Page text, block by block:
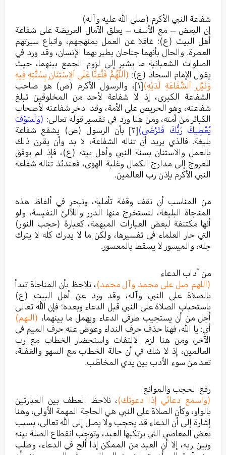
شفاعة النبي الأكرم (صلى الله عليه وآله)
إن البعض – مع الأسف – يعلق الآمال العريضة على شفاعة
أهل البيت (ع)؛ غافلا عن العمل بمنهجهم، واتباع سيرتهم
العطرة. والحال بأنهما جناحان يطير بهما الإنسان، وقد ورد في
الصلوات الشعبانية ما يشير إلى لزوم الجمع بينهما، حيث
يقول الإمام السجاد (ع): (اَللَّهُمَّ فَأَعِنَّا عَلَى اَلاِسْتِنَانِ بِسُنَّتِهِ فِيهِ
وَنَيْلِ اَلشَّفَاعَةِ لَدَيْهِ)[١] ، والرسول الأكرم (ص) هو صاحب
الشفاعة الكبرى، إذ لا شفاعة لأحد من المخلوقين تبلغ
شفاعته، وهو الحريص على الأمة، وقد ادخر شفاعته لأصحاب
الكبائر من أمته، ومن هنا ورد في تفسير قوله تعالى: (وَلَسَوْفَ
يُعْطِيكَ رَبُّكَ فَتَرْضَى)[٢]
بأن الرسول (ص) يشفع شفاعة
بليغة. فالذي يريد أن تناله الشفاعة، لا بد وأن يقرن ذلك
بالعمل والاستنان بسنة النبي وأهل بيته (ع)، فإذ لم يوفق
للعروج إلى مدارج الكمال وغلبة الهوى، فعندئذ تناله شفاعة
النبي الأكرم بإذن رب العالمين.
من المناسب أن نقف وقفة تأملية، ونبحر في ألفاظ هذه
المناجاة البليغة، لنستخرج منها الدرر واللآلئ النفيسة، ولو
أنها مكتنفة لبعض العبارات المبهمة، كعبارة (حجب النور)
التي حار العلماء في تفسيرها، ولكن ما لا يدرك كله لا يترك
جله، والميسور لا يسقط بالمعسور.
من آداب الدعاء
(اللهم صل على محمد وآل محمد)، نلاحظ بأن المناجاة تبدأ
بالصلاة على النبي وآله، وقد ورد عن أهل البيت (ع)
باستحباب الصلاة على النبي قبل الدعاء وبعده؛ فإن الله تعالى
أجل من أن يستجيب طرفي الدعاء ويهمل ما بينهما، (اللهم)
أي: يا الله، فهنا حذف حرف النداء وعوض عنه حرف الميم في
الآخر، ومن هنا لزم الالتفات واستحضار الخطاب مع رب
العالمين، إذ لا شك في أن حالة الخطاب مع السهو والغفلة،
تعد من سوء الأدب بين يدي المخاطَب.
رفع الحجب والموانع
(واسمع دعائي إذا دعوتك)، نلاحظ العطف بين العبارتين
بالواو، وكأن الصلاة على النبي هي الحاجة المهمة الأولى، وهنا
إشارة إلى أن الدعاء قد يحجب ولا يصل إلى الله تعالى، بسبب
بعض المعاصي التي يرتكبها العبد، وتوجب انقطاع الصلة بينه
وبين ربه، إلا أن العبد من الممكن إذا ألح في الدعاء، وطلب